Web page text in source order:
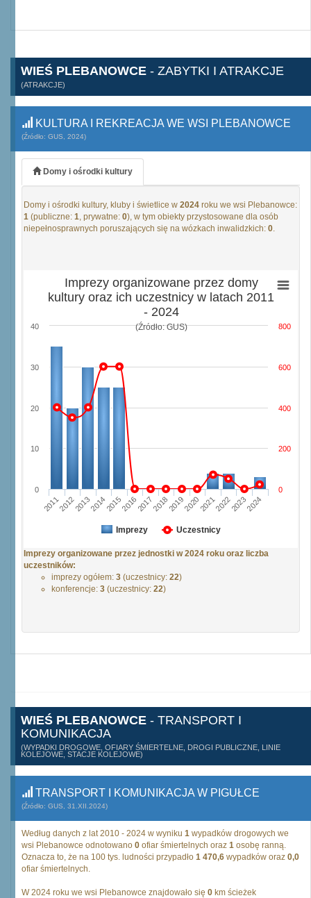
WIEŚ PLEBANOWCE - ZABYTKI I ATRAKCJE
(ATRAKCJE)
KULTURA I REKREACJA WE WSI PLEBANOWCE
(Źródło: GUS, 2024)
Domy i ośrodki kultury
Domy i ośrodki kultury, kluby i świetlice w 2024 roku we wsi Plebanowce:
1 (publiczne: 1, prywatne: 0), w tym obiekty przystosowane dla osób
niepełnosprawnych poruszających się na wózkach inwalidzkich: 0.
Imprezy organizowane przez domy
kultury oraz ich uczestnicy w latach 2011
- 2024
(Źródło: GUS)
Imprezy Uczestnicy
20112012201320142015201620172018201920202021202220232024
0
10
20
30
40
0
200
400
600
800
Imprezy organizowane przez jednostki w 2024 roku oraz liczba
uczestników:
imprezy ogółem: 3 (uczestnicy: 22)
konferencje: 3 (uczestnicy: 22)
WIEŚ PLEBANOWCE - TRANSPORT I
KOMUNIKACJA
(WYPADKI DROGOWE, OFIARY ŚMIERTELNE, DROGI PUBLICZNE, LINIE
KOLEJOWE, STACJE KOLEJOWE)
TRANSPORT I KOMUNIKACJA W PIGUŁCE
(Źródło: GUS, 31.XII.2024)
Według danych z lat 2010 - 2024 w wyniku 1 wypadków drogowych we
wsi Plebanowce odnotowano 0 ofiar śmiertelnych oraz 1 osobę ranną.
Oznacza to, że na 100 tys. ludności przypadło 1 470,6 wypadków oraz 0,0
ofiar śmiertelnych.
W 2024 roku we wsi Plebanowce znajdowało się 0 km ścieżek